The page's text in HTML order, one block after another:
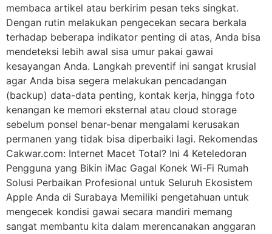
membaca artikel atau berkirim pesan teks singkat.
Dengan rutin melakukan pengecekan secara berkala
terhadap beberapa indikator penting di atas, Anda bisa
mendeteksi lebih awal sisa umur pakai gawai
kesayangan Anda. Langkah preventif ini sangat krusial
agar Anda bisa segera melakukan pencadangan
(backup) data-data penting, kontak kerja, hingga foto
kenangan ke memori eksternal atau cloud storage
sebelum ponsel benar-benar mengalami kerusakan
permanen yang tidak bisa diperbaiki lagi. Rekomendas
Cakwar.com: Internet Macet Total? Ini 4 Keteledoran
Pengguna yang Bikin iMac Gagal Konek Wi-Fi Rumah
Solusi Perbaikan Profesional untuk Seluruh Ekosistem
Apple Anda di Surabaya Memiliki pengetahuan untuk
mengecek kondisi gawai secara mandiri memang
sangat membantu kita dalam merencanakan anggaran